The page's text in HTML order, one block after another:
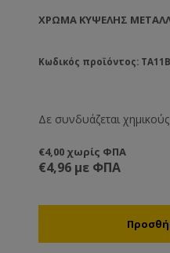
ΧΡΏΜΑ ΚΥΨΈΛΗΣ
Κωδικός προϊόντος:
Δε συνδυάζεται χημικούς
€4,00 χωρίς ΦΠΑ
€4,96 με ΦΠΑ